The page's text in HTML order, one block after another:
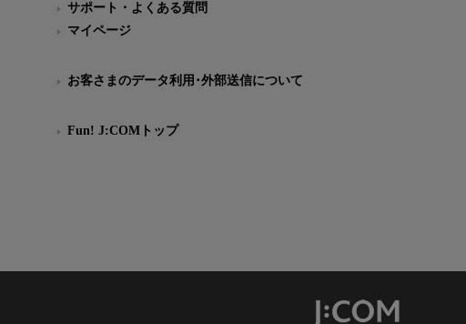
サポート・よくある質問
マイページ
お客さまのデータ利用･外部送信について
Fun! J:COMトップ